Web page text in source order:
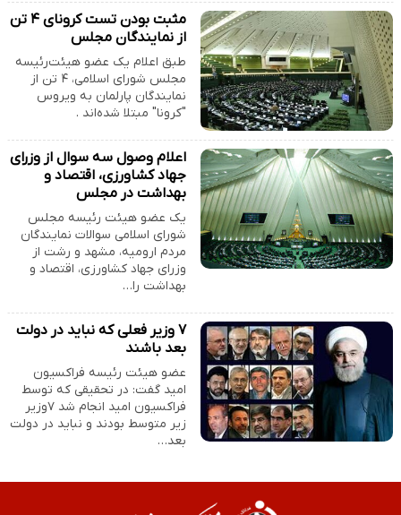
مثبت بودن تست کرونای ۴ تن
از نمایندگان مجلس
طبق اعلام یک عضو هیئت‌رئیسه
مجلس شورای اسلامی، ۴ تن از
نمایندگان پارلمان به ویروس
"کرونا" مبتلا شده‌اند .
اعلام وصول سه سوال از وزرای
جهاد کشاورزی، اقتصاد و
بهداشت در مجلس
یک عضو هیئت رئیسه مجلس
شورای اسلامی سوالات نمایندگان
مردم ارومیه، مشهد و رشت از
وزرای جهاد کشاورزی، اقتصاد و
بهداشت را…
۷ وزیر فعلی که نباید در دولت
بعد باشند
عضو هیئت رئیسه فراکسیون
امید گفت: در تحقیقی که توسط
فراکسیون امید انجام‌ شد ٧وزیر
زیر متوسط بودند و نباید در دولت
بعد…